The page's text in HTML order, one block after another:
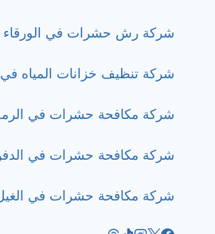
شركة رش حشرات في الورقاء دبي
شركة تنظيف خزانات المياه في عجمان
شركة مكافحة حشرات في الرمس
شركة مكافحة حشرات في الدفن
شركة مكافحة حشرات في الغيل